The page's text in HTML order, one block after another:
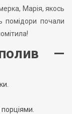
Марія, якось
помідори почали
—